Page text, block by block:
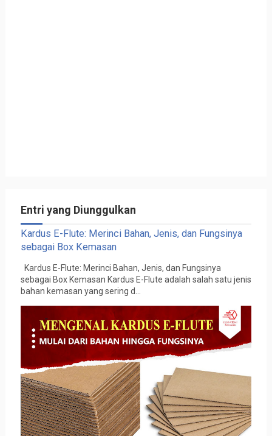
Entri yang Diunggulkan
Kardus E-Flute: Merinci Bahan, Jenis, dan Fungsinya
sebagai Box Kemasan
Kardus E-Flute: Merinci Bahan, Jenis, dan Fungsinya
sebagai Box Kemasan Kardus E-Flute adalah salah satu jenis
bahan kemasan yang sering d...